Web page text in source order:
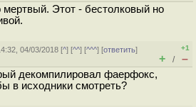
мертвый. Этот - бестолковый но
04/03/2018 [^] [^^] [^^^] [ответить]
+1
+ / –
декомпилировал фаерфокс,
в исходники смотреть?